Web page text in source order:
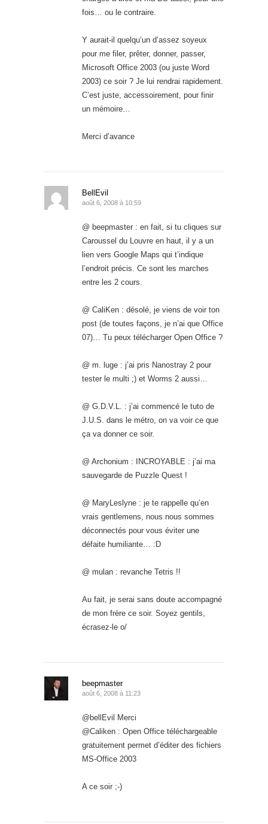
fois… ou le contraire.
Y aurait-il quelqu’un d’assez soyeux
pour me filer, prêter, donner, passer,
Microsoft Office 2003 (ou juste Word
2003) ce soir ? Je lui rendrai rapidement.
C’est juste, accessoirement, pour finir
un mémoire…
Merci d’avance
BellEvil
août 6, 2008 à 10:59
@ beepmaster : en fait, si tu cliques sur
Caroussel du Louvre en haut, il y a un
lien vers Google Maps qui t’indique
l’endroit précis. Ce sont les marches
entre les 2 cours.
@ CaliKen : désolé, je viens de voir ton
post (de toutes façons, je n’ai que Office
07)… Tu peux télécharger Open Office ?
@ m. luge : j’ai pris Nanostray 2 pour
tester le multi ;) et Worms 2 aussi…
@ G.D.V.L. : j’ai commencé le tuto de
J.U.S. dans le métro, on va voir ce que
ça va donner ce soir.
@ Archonium : INCROYABLE : j’ai ma
sauvegarde de Puzzle Quest !
@ MaryLeslyne : je te rappelle qu’en
vrais gentlemens, nous nous sommes
déconnectés pour vous éviter une
défaite humiliante… :D
@ mulan : revanche Tetris !!
Au fait, je serai sans doute accompagné
de mon frère ce soir. Soyez gentils,
écrasez-le o/
beepmaster
août 6, 2008 à 11:23
@bellEvil Merci
@Caliken : Open Office téléchargeable
gratuitement permet d’éditer des fichiers
MS-Office 2003
A ce soir ;-)